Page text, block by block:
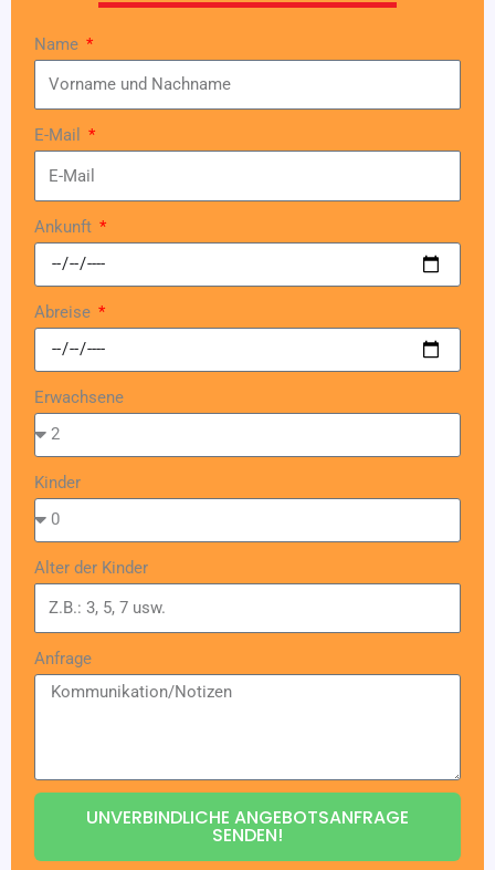
Name
E-Mail
Ankunft
Abreise
Erwachsene
Kinder
Alter der Kinder
Anfrage
UNVERBINDLICHE ANGEBOTSANFRAGE
SENDEN!